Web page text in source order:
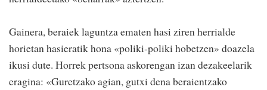
Gainera, beraiek laguntza ematen hasi ziren herrialde
horietan hasieratik hona «poliki-poliki hobetzen» doazela
ikusi dute. Horrek pertsona askorengan izan dezakeelarik
eragina: «Guretzako agian, gutxi dena beraientzako